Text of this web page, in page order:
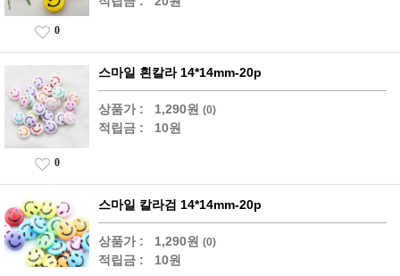
0
스마일 흰칼라 14*14mm-20p
상품가 : 1,290원 (0)
적립금 : 10원
0
스마일 칼라검 14*14mm-20p
상품가 : 1,290원 (0)
적립금 : 10원